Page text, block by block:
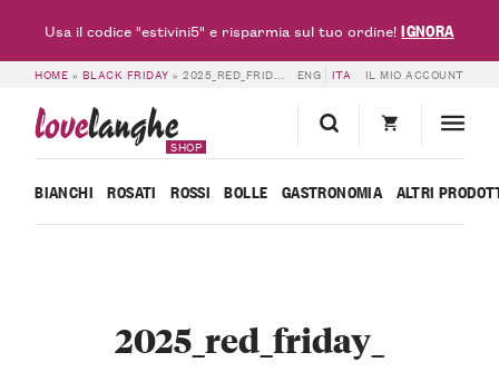
HOME » BLACK FRIDAY »2025_RED_FRIDAY_ ENG ITA IL MIO ACCOUNT
lovelanghe
SHOP
BIANCHI ROSATI ROSSI BOLLE GASTRONOMIA ALTRI
2025_red_friday_
Usa il codice "estivini5" e risparmia sul tuo ordine!IGNORA